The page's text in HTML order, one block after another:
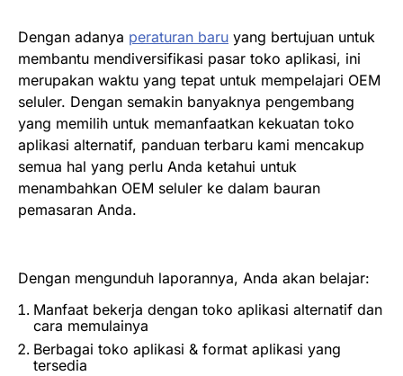
Dengan adanya peraturan baru yang bertujuan untuk
membantu mendiversifikasi pasar toko aplikasi, ini
merupakan waktu yang tepat untuk mempelajari OEM
seluler. Dengan semakin banyaknya pengembang
yang memilih untuk memanfaatkan kekuatan toko
aplikasi alternatif, panduan terbaru kami mencakup
semua hal yang perlu Anda ketahui untuk
menambahkan OEM seluler ke dalam bauran
pemasaran Anda.
Dengan mengunduh laporannya, Anda akan belajar:
Manfaat bekerja dengan toko aplikasi alternatif dan
cara memulainya
Berbagai toko aplikasi & format aplikasi yang
tersedia